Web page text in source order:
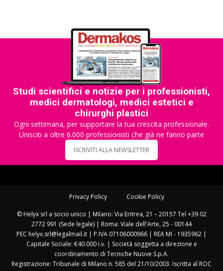
Studi scientifici e notizie per i professionisti,
medici dermatologi, medici estetici e
chirurghi plastici
Ogni settimana, per supportare la tua crescita professionale.
Unisciti a oltre 6.000 professionisti che già ne fanno parte
ISCRIVITI ALLA NEWSLETTER
Privacy Policy Cookie Policy
© Helyx srl a socio unico | Milano: Via Eritrea, 21 – 20157 Tel +39 02
2772 991 (Sede legale) | Roma: Viale dell'Arte, 25 - 00144
PEC helyx.srl@legalmail.it | P.IVA 07106000966 | REA MI - 1935962 |
Capitale Sociale: €40.000 i.v. | Società soggetta a direzione e
coordinamento di Tecniche Nuove S.p.A.
Registrazione: Tribunale di Milano n. 585 del 21/10/2003. Iscritta al ROC